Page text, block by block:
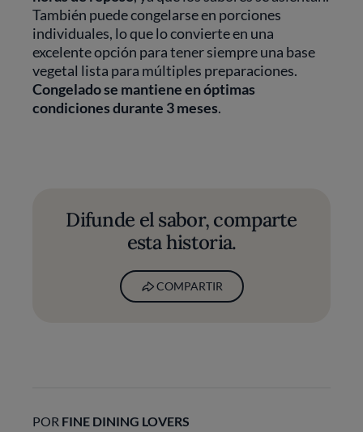
También puede congelarse en porciones
individuales, lo que lo convierte en una
excelente opción para tener siempre una base
vegetal lista para múltiples preparaciones.
Congelado se mantiene en óptimas
condiciones durante 3 meses.
Difunde el sabor, comparte
esta historia.
COMPARTIR
POR FINE DINING LOVERS